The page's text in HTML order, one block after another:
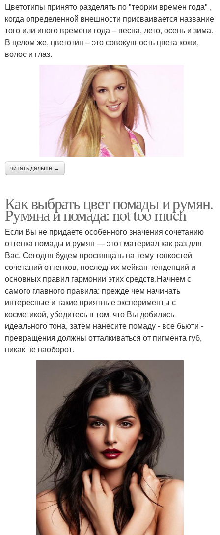
Цветотипы принято разделять по "теории времен года" ,
когда определенной внешности присваивается название
того или иного времени года – весна, лето, осень и зима.
В целом же, цветотип – это совокупность цвета кожи,
волос и глаз.
читать дальше →
Как выбрать цвет помады и румян.
Румяна и помада: not too much
Если Вы не придаете особенного значения сочетанию
оттенка помады и румян — этот материал как раз для
Вас. Сегодня будем просвящать на тему тонкостей
сочетаний оттенков, последних мейкап-тенденций и
основных правил гармонии этих средств.Начнем с
самого главного правила: прежде чем начинать
интересные и такие приятные эксперименты с
косметикой, убедитесь в том, что Вы добились
идеального тона, затем нанесите помаду - все бьюти -
превращения должны отталкиваться от пигмента губ,
никак не наоборот.